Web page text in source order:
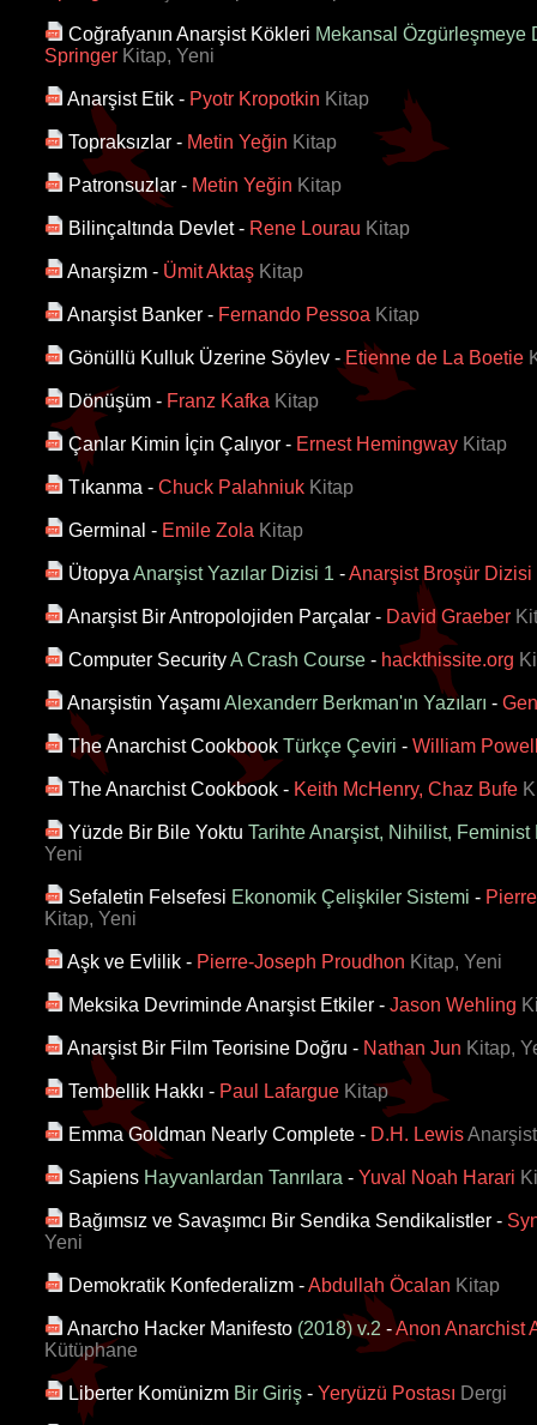
Coğrafyanın Anarşist Kökleri Mekansal Özgürleşmeye
Springer Kitap, Yeni
Anarşist Etik - Pyotr Kropotkin Kitap
Topraksızlar - Metin Yeğin Kitap
Patronsuzlar - Metin Yeğin Kitap
Bilinçaltında Devlet - Rene Lourau Kitap
Anarşizm - Ümit Aktaş Kitap
Anarşist Banker - Fernando Pessoa Kitap
Gönüllü Kulluk Üzerine Söylev -Etienne de La Boetie
Dönüşüm - Franz Kafka Kitap
Çanlar Kimin İçin Çalıyor - Ernest Hemingway Kitap
Tıkanma - Chuck Palahniuk Kitap
Germinal - Emile Zola Kitap
Ütopya Anarşist Yazılar Dizisi 1 -Anarşist Broşür Dizisi
Anarşist Bir Antropolojiden Parçalar - David Graeber
Computer SecurityA Crash Course - hackthissite.org
Anarşistin Yaşamı Alexanderr Berkman'ın Yazıları -
The Anarchist Cookbook Türkçe Çeviri - William
The Anarchist Cookbook - Keith McHenry, Chaz Bufe
Yüzde Bir Bile Yoktu Tarihte Anarşist, Nihilist, Feminist
Yeni
Sefaletin Felsefesi Ekonomik Çelişkiler Sistemi -
Kitap, Yeni
Aşk ve Evlilik - Pierre-Joseph Proudhon Kitap, Yeni
Meksika Devriminde Anarşist Etkiler - Jason Wehling
Anarşist Bir Film Teorisine Doğru - Nathan Jun Kitap,
Tembellik Hakkı - Paul Lafargue Kitap
Emma Goldman Nearly Complete - D.H. Lewis
Sapiens Hayvanlardan Tanrılara - Yuval Noah Harari
Bağımsız ve Savaşımcı Bir Sendika Sendikalistler -
Yeni
Demokratik Konfederalizm -Abdullah Öcalan Kitap
Anarcho Hacker Manifesto (2018) v.2 -Anon Anarchist
Kütüphane
Liberter Komünizm Bir Giriş - Yeryüzü Postası Dergi